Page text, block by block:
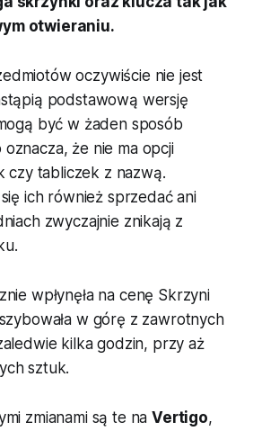
otwieraniu.
oczywiście nie jest
podstawową wersję
być w żaden sposób
że nie ma opcji
czy tabliczek z nazwą.
ich również sprzedać ani
zwyczajnie znikają z
wpłynęła na cenę Skrzyni
w górę z zawrotnych
kilka godzin, przy aż
sztuk.
zmianami są te naVertigo,